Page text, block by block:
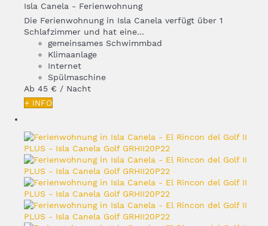
Isla Canela - Ferienwohnung
Die Ferienwohnung in Isla Canela verfügt über 1
Schlafzimmer und hat eine...
gemeinsames Schwimmbad
Klimaanlage
Internet
Spülmaschine
Ab 45 € / Nacht
+ INFO